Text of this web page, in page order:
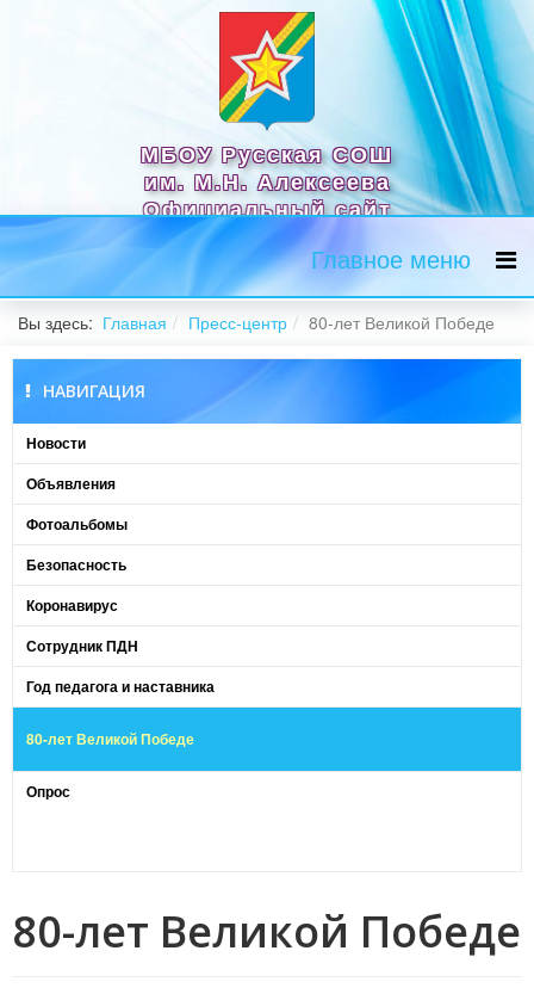
МБОУ Русская СОШ
им. М.Н. Алексеева
Официальный сайт
Главное меню
Вы здесь: Главная Пресс-центр 80-лет Великой Победе
НАВИГАЦИЯ
Новости
Объявления
Фотоальбомы
Безопасность
Коронавирус
Сотрудник ПДН
Год педагога и наставника
80-лет Великой Победе
Опрос
80-лет Великой Победе